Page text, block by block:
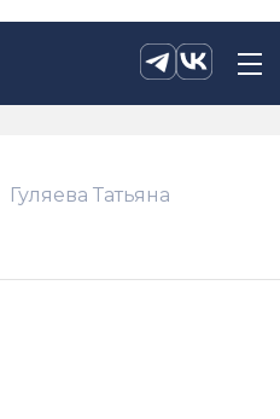
Гуляева Татьяна